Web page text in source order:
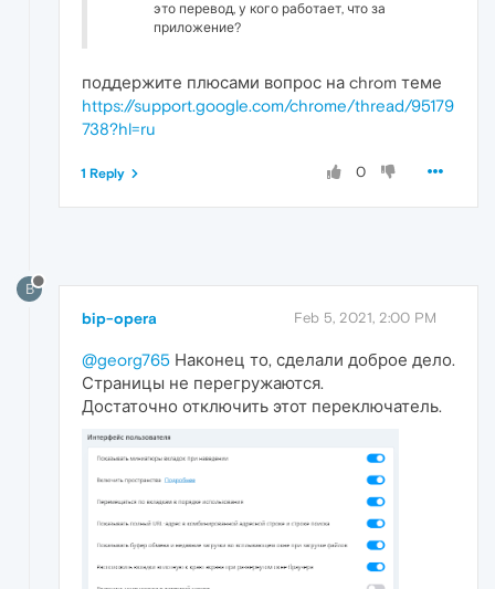
это перевод, у кого работает, что за
приложение?
поддержите плюсами вопрос на chrom теме
https://support.google.com/chrome/thread/95179
738?hl=ru
0
1 Reply
B
bip-opera Feb 5, 2021, 2:00 PM
@georg765 Наконец то, сделали доброе дело.
Страницы не перегружаются.
Достаточно отключить этот переключатель.